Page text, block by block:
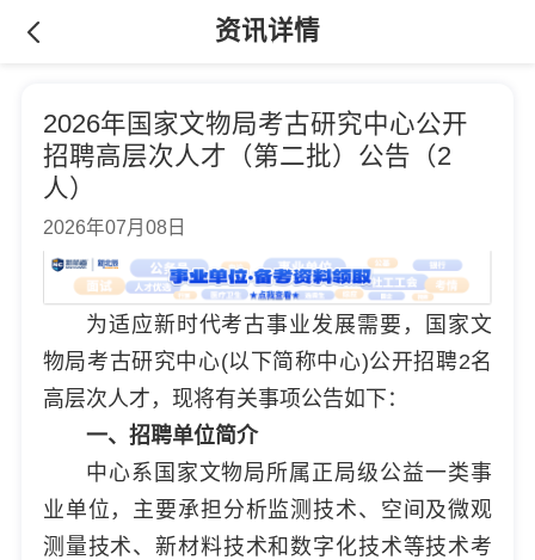
资讯详情
2026年国家文物局考古研究中心公开
招聘高层次人才（第二批）公告（2
人）
2026年07月08日
为适应新时代考古事业发展需要，国家文
物局考古研究中心(以下简称中心)公开招聘2名
高层次人才，现将有关事项公告如下：
一、招聘单位简介
中心系国家文物局所属正局级公益一类事
业单位，主要承担分析监测技术、空间及微观
测量技术、新材料技术和数字化技术等技术考